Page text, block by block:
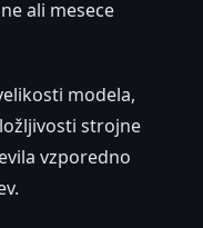
ali mesece
modela,
strojne
vzporedno